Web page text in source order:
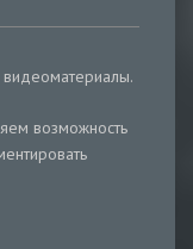
видеоматериалы.
возможность